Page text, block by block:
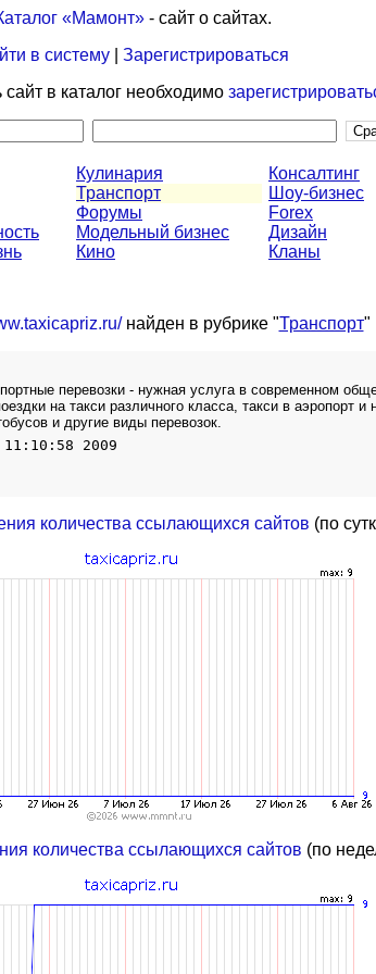
«Мамонт»- сайт о сайтах.
в систему| Зарегистрироваться
в каталог необходимо
Кулинария
Транспорт
Форумы
Модельный бизнес
Кино
Консалтинг
Шоу-бизнес
Forex
Дизайн
Кланы
найден в рубрике "Транспорт"
перевозки - нужная услуга в современном
на такси различного класса, такси в аэропорт и
и другие виды перевозок.
2009
количества ссылающихся сайтов (по
количества ссылающихся сайтов (по